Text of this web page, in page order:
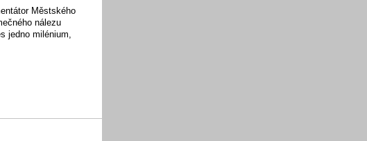
Městského
nálezu
jedno milénium,